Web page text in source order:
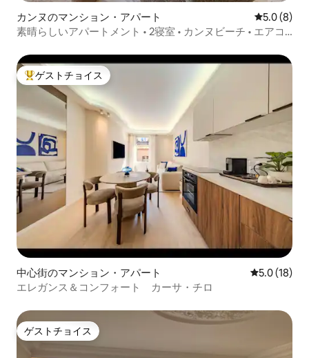
カンヌのマンション・アパート レビュー8
5.0 (8)
素晴らしいアパートメント • 2寝室 • カンヌビーチ • エアコ
大好評のゲストチョイスです。
ゲストチョイス
中心街のマンション・アパート レビュー18
5.0 (18)
エレガンス＆コンフォート カーサ・チロ
ゲストチョイス
ゲストチョイス